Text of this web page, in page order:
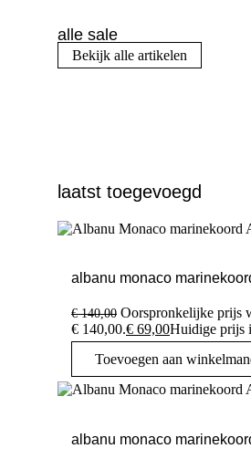
alle sale
Bekijk alle artikelen
laatst toegevoegd
albanu monaco
€140,00 Oorspronkelijke prijs
€ 140,00.€ 69,00Huidige prijs
Toevoegen aan
albanu monaco